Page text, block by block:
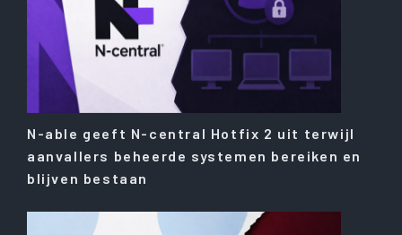
N-able geeft N-central Hotfix 2 uit terwijl
aanvallers beheerde systemen bereiken en
blijven bestaan